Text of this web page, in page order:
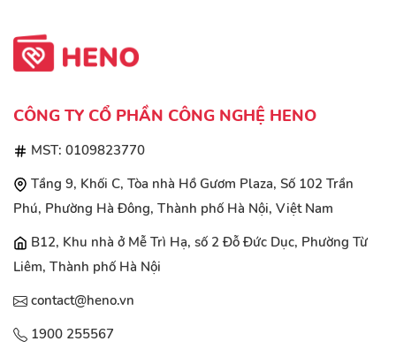
CÔNG TY CỔ PHẦN CÔNG NGHỆ HENO
MST: 0109823770
Tầng 9, Khối C, Tòa nhà Hồ Gươm Plaza, Số 102 Trần
Phú, Phường Hà Đông, Thành phố Hà Nội, Việt Nam
B12, Khu nhà ở Mễ Trì Hạ, số 2 Đỗ Đức Dục, Phường Từ
Liêm, Thành phố Hà Nội
contact@heno.vn
1900 255567